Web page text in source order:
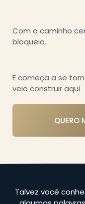
Com o caminho
bloqueio.
E começa a se
veio construir aqui
QUERO
Talvez você